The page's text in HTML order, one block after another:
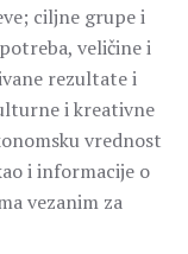
ciljne grupe i
veličine i
rezultate i
i kreativne
vrednost
i informacije o
vezanim za